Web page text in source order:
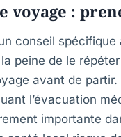
voyage :
conseil
peine de le
avant de
l’évacuation
importante